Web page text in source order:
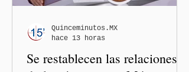
Se restablecen las relaciones
Quinceminutos.MX
hace 13 horas